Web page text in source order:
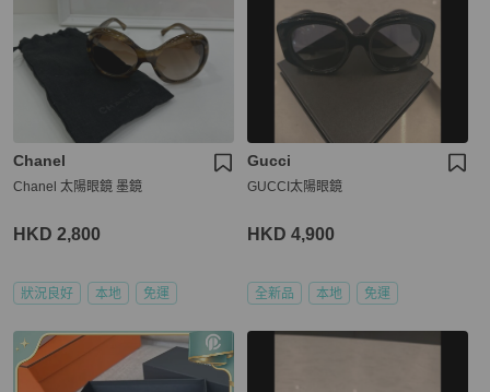
Chanel
Chanel 太陽眼鏡 墨鏡
HKD 2,800
狀況良好 本地 免運
Gucci
GUCCI太陽眼鏡
HKD 4,900
全新品 本地 免運